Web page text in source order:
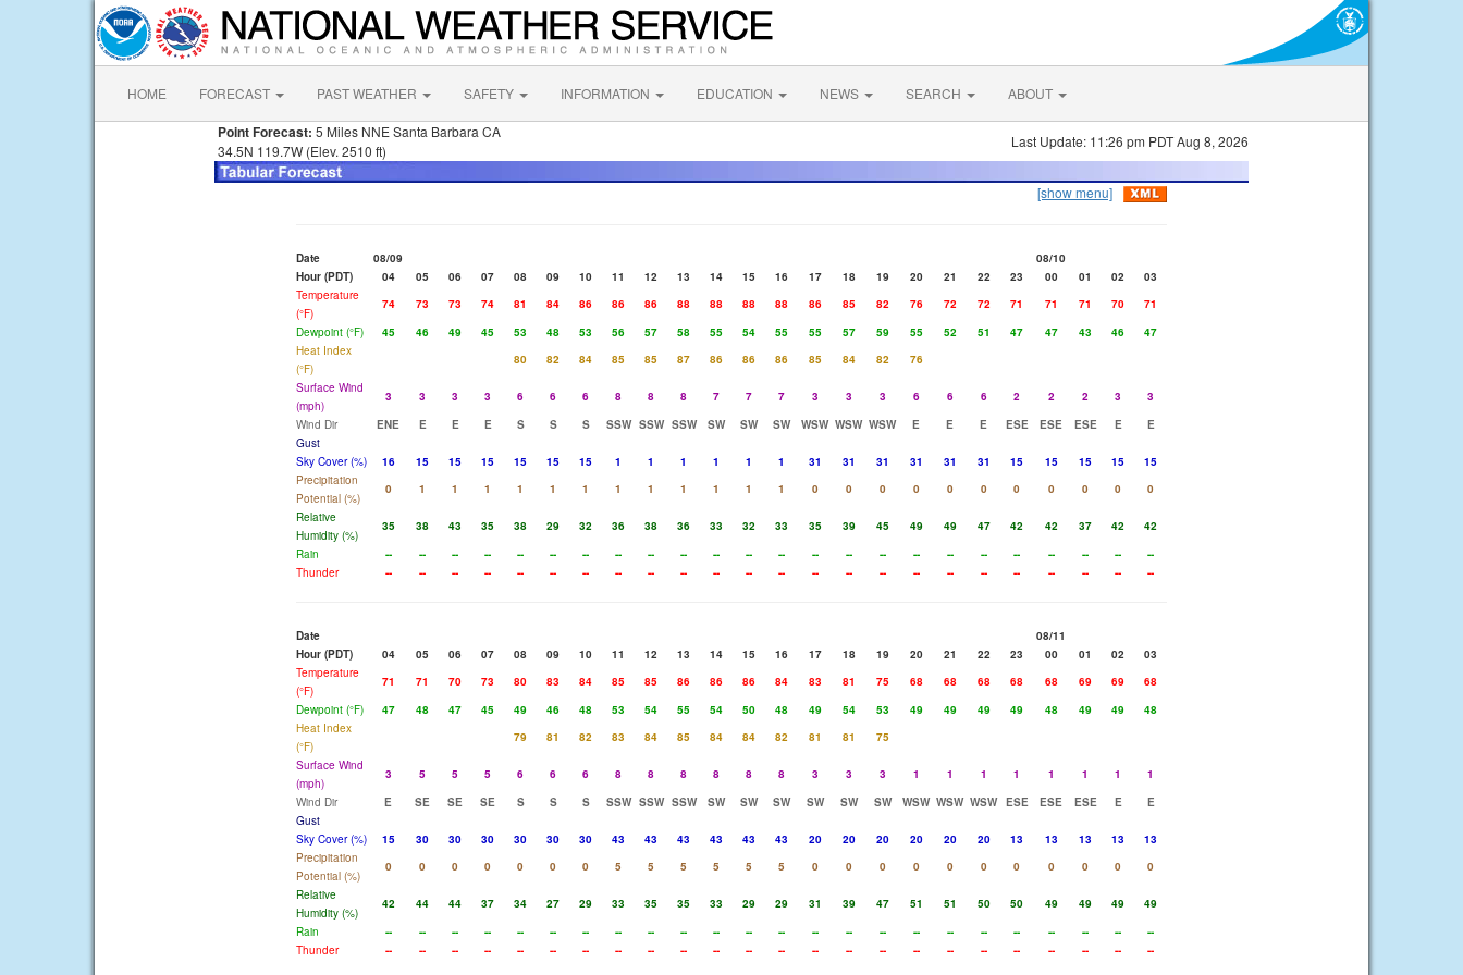
HOME FORECAST PAST WEATHER SAFETY INFORMATION EDUCATION NEWS SEARCH ABOUT
Point Forecast: 5 Miles NNE Santa Barbara CA
34.5N 119.7W (Elev. 2510 ft)
Last Update: 11:26 pm PDT Aug 8, 2026
[show menu]
Date 08/09
08/10
Hour (PDT)
04 05 06 07 08 09 10 11 12 13 14 15 16 17 18 19 20 21 22 23 00 01 02
03
Temperature
(°F)
74 73 73 74 81 84 86 86 86 88 88 88 88 86 85 82 76 72 72 71 71 71 70
71
Dewpoint (°F)
45 46 49 45 53 48 53 56 57 58 55 54 55 55 57 59 55 52 51 47 47 43 46
47
Heat Index
(°F)
80 82 84 85 85 87 86 86 86 85 84 82
76
Surface Wind
(mph)
3 3 3 3 6 6 6 8 8 8 7 7 7 3 3 3 6 6 6 2 2 2 3
3
Wind Dir
ENE E E E S S S SSW SSW SSW SW SW SW WSW WSW WSW E E E ESE ESE ESE E
E
Gust
Sky Cover (%)
16 15 15 15 15 15 15 1 1 1 1 1 1 31 31 31 31 31 31 15 15 15 15
15
Precipitation
Potential (%)
0 1 1 1 1 1 1 1 1 1 1 1 1 0 0 0 0 0 0 0 0 0 0
0
Relative
Humidity (%)
35 38 43 35 38 29 32 36 38 36 33 32 33 35 39 45 49 49 47 42 42 37 42
42
Rain
-- -- -- -- -- -- -- -- -- -- -- -- -- -- -- -- -- -- -- -- -- -- --
--
Thunder
-- -- -- -- -- -- -- -- -- -- -- -- -- -- -- -- -- -- -- -- -- -- -- --
Date
08/11
Hour (PDT)
04 05 06 07 08 09 10 11 12 13 14 15 16 17 18 19 20 21 22 23 00 01 02
03
Temperature
(°F)
71 71 70 73 80 83 84 85 85 86 86 86 84 83 81 75 68 68 68 68 68 69 69
68
Dewpoint (°F)
47 48 47 45 49 46 48 53 54 55 54 50 48 49 54 53 49 49 49 49 48 49 49
48
Heat Index
(°F)
79 81 82 83 84 85 84 84 82 81 81
75
Surface Wind
(mph)
3 5 5 5 6 6 6 8 8 8 8 8 8 3 3 3 1 1 1 1 1 1 1
1
Wind Dir
E SE SE SE S S S SSW SSW SSW SW SW SW SW SW SW WSW WSW WSW ESE ESE ESE E
E
Gust
Sky Cover (%)
15 30 30 30 30 30 30 43 43 43 43 43 43 20 20 20 20 20 20 13 13 13 13
13
Precipitation
Potential (%)
0 0 0 0 0 0 0 5 5 5 5 5 5 0 0 0 0 0 0 0 0 0 0
0
Relative
Humidity (%)
42 44 44 37 34 27 29 33 35 35 33 29 29 31 39 47 51 51 50 50 49 49 49
49
Rain
-- -- -- -- -- -- -- -- -- -- -- -- -- -- -- -- -- -- -- -- -- -- --
--
Thunder
-- -- -- -- -- -- -- -- -- -- -- -- -- -- -- -- -- -- -- -- -- -- -- --